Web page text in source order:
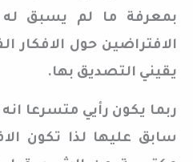
بمعرفة ما لم يسبق له
الافتراضين حول الافكار
يقيني التصديق بها.
ربما يكون رأيي متسرعا
سابق عليها لذا تكون